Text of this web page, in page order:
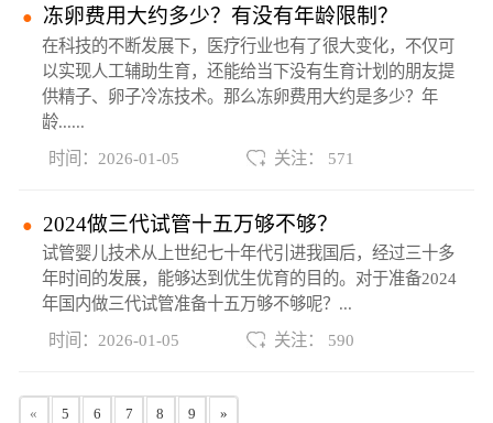
冻卵费用大约多少？有没有年龄限制？
在科技的不断发展下，医疗行业也有了很大变化，不仅可
以实现人工辅助生育，还能给当下没有生育计划的朋友提
供精子、卵子冷冻技术。那么冻卵费用大约是多少？年
龄......
时间：2026-01-05
关注： 571
2024做三代试管十五万够不够？
试管婴儿技术从上世纪七十年代引进我国后，经过三十多
年时间的发展，能够达到优生优育的目的。对于准备2024
年国内做三代试管准备十五万够不够呢？...
时间：2026-01-05
关注： 590
« 5 6 7 8 9 »